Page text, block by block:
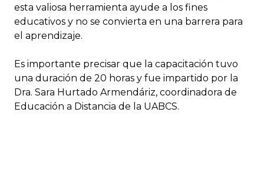
esta valiosa herramienta ayude a los fines
educativos y no se convierta en una barrera para
el aprendizaje.
Es importante precisar que la capacitación tuvo
una duración de 20 horas y fue impartido por la
Dra. Sara Hurtado Armendáriz, coordinadora de
Educación a Distancia de la UABCS.